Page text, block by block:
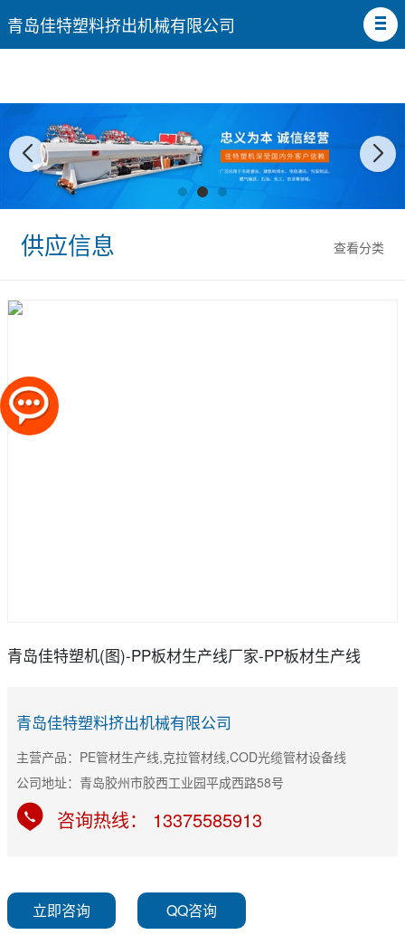
青岛佳特塑料挤出机械有限公司
查看分类
供应信息
青岛佳特塑机(图)-PP板材生产线厂家-PP板材生产线
青岛佳特塑料挤出机械有限公司
主营产品：PE管材生产线,克拉管材线,COD光缆管材设备线
公司地址：青岛胶州市胶西工业园平成西路58号
咨询热线： 13375585913
立即咨询 QQ咨询